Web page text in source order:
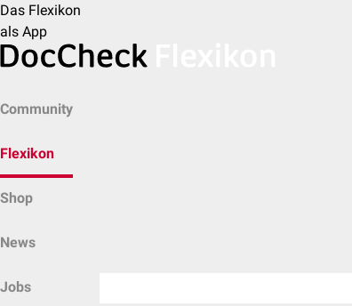
Das Flexikon
als App
Community
Flexikon
Shop
News
Jobs